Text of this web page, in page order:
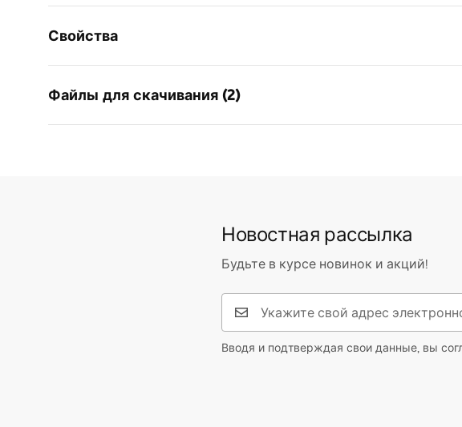
Свойства
Тип лампы
Длина (мм)
420мм
алюминий, металл, пластик
встроенный светодиодный
Встроенный светодиодный
Файлы для скачивания (2)
Новостная рассылка
Будьте в курсе новинок и акций!
Вводя и подтверждая свои данные, вы